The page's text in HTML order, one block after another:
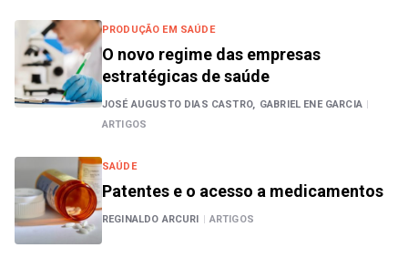
PRODUÇÃO EM SAÚDE
O novo regime das empresas
estratégicas de saúde
JOSÉ AUGUSTO DIAS CASTRO, GABRIEL ENE GARCIA |
ARTIGOS
SAÚDE
Patentes e o acesso a medicamentos
REGINALDO ARCURI | ARTIGOS